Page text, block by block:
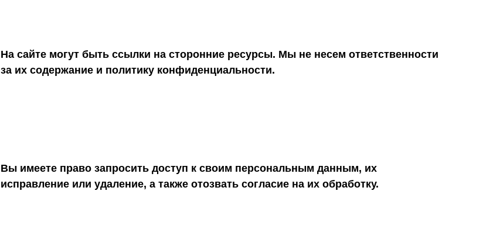
На сайте могут быть ссылки на сторонние ресурсы. Мы не несем ответственности
за их содержание и политику конфиденциальности.
Вы имеете право запросить доступ к своим персональным данным, их
исправление или удаление, а также отозвать согласие на их обработку.